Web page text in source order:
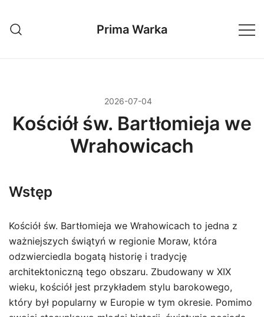
treści
Prima Warka
2026-07-04
Kościół św. Bartłomieja we
Wrahowicach
Wstęp
Kościół św. Bartłomieja we Wrahowicach to jedna z
ważniejszych świątyń w regionie Moraw, która
odzwierciedla bogatą historię i tradycję
architektoniczną tego obszaru. Zbudowany w XIX
wieku, kościół jest przykładem stylu barokowego,
który był popularny w Europie w tym okresie. Pomimo